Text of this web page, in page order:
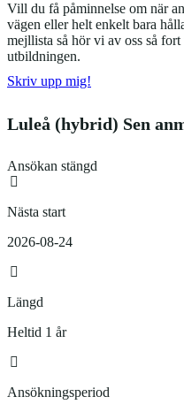
Vill du få påminnelse om när
vägen eller helt enkelt bara
mejllista så hör vi av oss så
utbildningen.
Skriv upp mig!
Luleå (hybrid) Sen
Ansökan stängd
Nästa start
2026-08-24
Längd
Heltid 1 år
Ansökningsperiod